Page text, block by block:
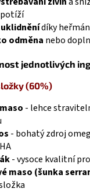
potíží
díky
odměna nebo
jednotlivých
(60%)
- lehce
- bohatý zdroj
- vysoce kvalitní
maso (šunka